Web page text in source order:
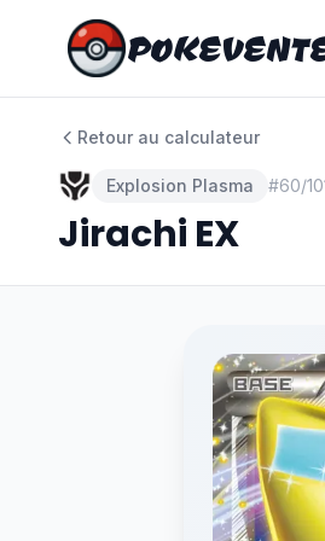
Retour au calculateur
Explosion Plasma #60/
Jirachi EX